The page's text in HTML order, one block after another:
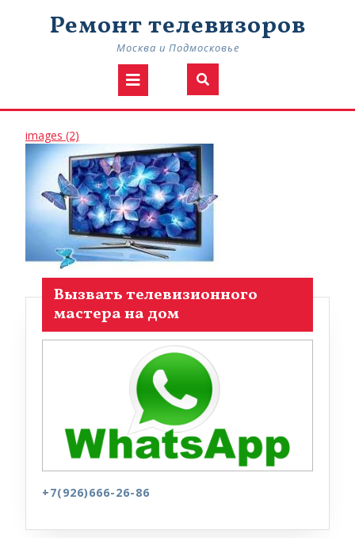
Ремонт телевизоров
Москва и Подмосковье
Open
Button
images (2)
(2)
Вызвать телевизионного
мастера на дом
+7(926)666-26-86